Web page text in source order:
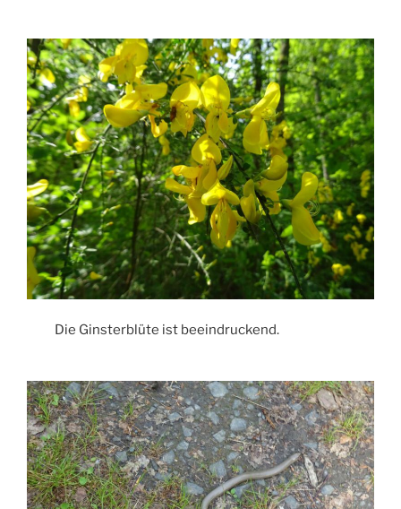
Die Ginsterblüte ist beeindruckend.